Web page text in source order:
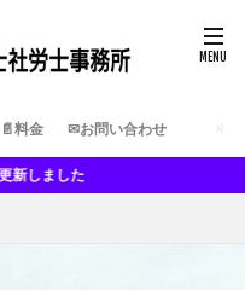
📄料金 ✉お問い合わせ